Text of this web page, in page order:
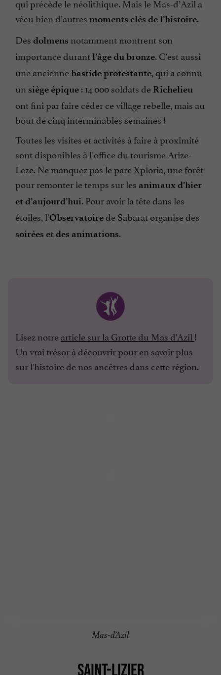
qui précède le néolithique. Mais le Mas-d’Azil a
vécu bien d’autres moments clés de l’histoire.
Des dolmens notamment montrent son
importance durantl’âge du bronze. C’est aussi
une anciennebastide protestante, qui a connu
un siège épique : 14 000 soldats de Richelieu
ont fini par faire céder ce village rebelle, mais au
bout de cinq interminables semaines !
Toutes les visites et activités à faire à proximité
sont disponibles à l’office du tourisme Arize-
Leze. Ne manquez pas le parc Xploria, une forêt
pour remonter le temps sur les animaux d’hier
et d’aujourd’hui. Pour avoir la tête dans les
étoiles, l’Observatoirede Sabarat organise des
soirées et des animations.
Lisez notre article sur la Grotte du Mas d'Azil !
Un vrai trésor à découvrir pour en savoir plus
sur l'histoire de nos ancêtres dans cette région.
Mas-d’Azil
SAINT-LIZIER